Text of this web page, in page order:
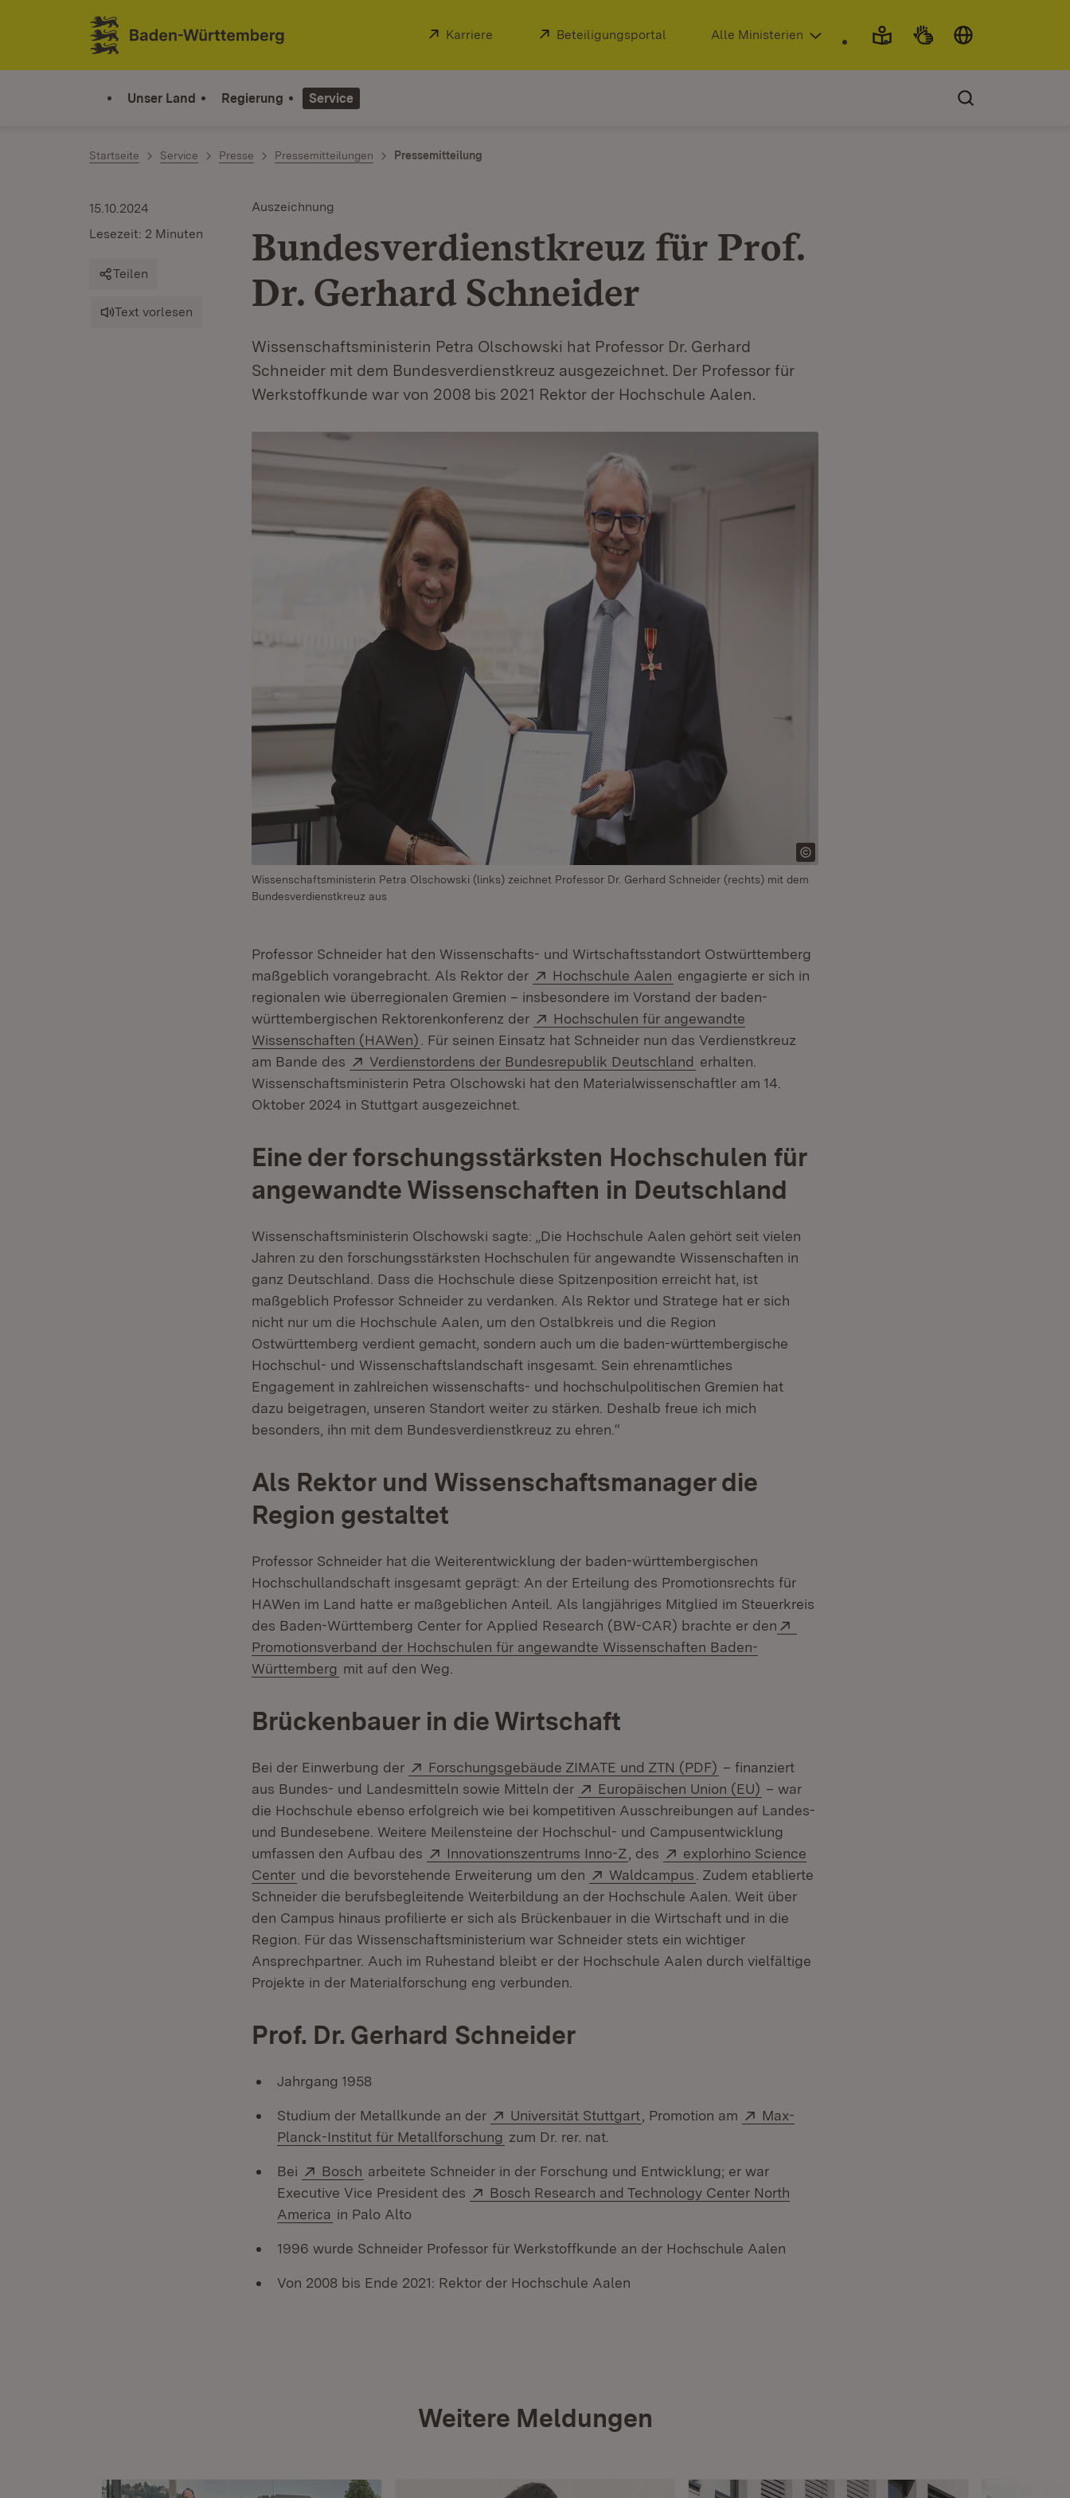
Zum Inhalt springen
Link zur Startseite
Extern:
Karriere (Öffnet in neuem Fenster)
Extern:
Beteiligungsportal (Öffnet in neuem Fenster)
Alle Ministerien
Unser Land Regierung Service
Startseite Service Presse Pressemitteilungen Pressemitteilung
Auszeichnung
Bundesverdienstkreuz für Prof.
Dr. Gerhard Schneider
Wissenschaftsministerin Petra Olschowski hat Professor Dr. Gerhard
Schneider mit dem Bundesverdienstkreuz ausgezeichnet. Der Professor für
Werkstoffkunde war von 2008 bis 2021 Rektor der Hochschule Aalen.
15.10.2024
Lesezeit: 2 Minuten
Teilen
Text vorlesen
Wissenschaftsministerin Petra Olschowski (links) zeichnet Professor Dr. Gerhard Schneider (rechts) mit dem
Bundesverdienstkreuz aus
Professor Schneider hat den Wissenschafts- und Wirtschaftsstandort Ostwürttemberg
maßgeblich vorangebracht. Als Rektor der
Extern:
Hochschule Aalen (Öffnet in neuem Fenster)
engagierte er sich in
regionalen wie überregionalen Gremien – insbesondere im Vorstand der baden-
württembergischen Rektorenkonferenz der
Extern:
Hochschulen für angewandte
Wissenschaften (HAWen) (Öffnet in neuem Fenster)
. Für seinen Einsatz hat Schneider nun das Verdienstkreuz
am Bande des
Extern:
Verdienstordens der Bundesrepublik Deutschland (Öffnet in neuem Fenster)
erhalten.
Wissenschaftsministerin Petra Olschowski hat den Materialwissenschaftler am 14.
Oktober 2024 in Stuttgart ausgezeichnet.
Eine der forschungsstärksten Hochschulen für
angewandte Wissenschaften in Deutschland
Wissenschaftsministerin Olschowski sagte: „Die Hochschule Aalen gehört seit vielen
Jahren zu den forschungsstärksten Hochschulen für angewandte Wissenschaften in
ganz Deutschland. Dass die Hochschule diese Spitzenposition erreicht hat, ist
maßgeblich Professor Schneider zu verdanken. Als Rektor und Stratege hat er sich
nicht nur um die Hochschule Aalen, um den Ostalbkreis und die Region
Ostwürttemberg verdient gemacht, sondern auch um die baden-württembergische
Hochschul- und Wissenschaftslandschaft insgesamt. Sein ehrenamtliches
Engagement in zahlreichen wissenschafts- und hochschulpolitischen Gremien hat
dazu beigetragen, unseren Standort weiter zu stärken. Deshalb freue ich mich
besonders, ihn mit dem Bundesverdienstkreuz zu ehren.“
Als Rektor und Wissenschaftsmanager die
Region gestaltet
Professor Schneider hat die Weiterentwicklung der baden-württembergischen
Hochschullandschaft insgesamt geprägt: An der Erteilung des Promotionsrechts für
HAWen im Land hatte er maßgeblichen Anteil. Als langjähriges Mitglied im Steuerkreis
des Baden-Württemberg Center for Applied Research (BW-CAR) brachte er den
Promotionsverband der Hochschulen für angewandte Wissenschaften Baden-
Württemberg (Öffnet in neuem Fenster)
mit auf den Weg.
Brückenbauer in die Wirtschaft
Bei der Einwerbung der Extern:
Forschungsgebäude ZIMATE und ZTN (PDF) (Öffnet in neuem Fenster)
– finanziert
aus Bundes- und Landesmitteln sowie Mitteln der
Extern:
Europäischen Union (EU) (Öffnet in neuem Fenster)
– war
die Hochschule ebenso erfolgreich wie bei kompetitiven Ausschreibungen auf Landes-
und Bundesebene. Weitere Meilensteine der Hochschul- und Campusentwicklung
umfassen den Aufbau des
Extern:
Innovationszentrums Inno-Z (Öffnet in neuem Fenster)
, des Extern:
explorhino Science
Center (Öffnet in neuem Fenster)
und die bevorstehende Erweiterung um den Extern:
Waldcampus (Öffnet in neuem Fenster)
. Zudem etablierte
Schneider die berufsbegleitende Weiterbildung an der Hochschule Aalen. Weit über
den Campus hinaus profilierte er sich als Brückenbauer in die Wirtschaft und in die
Region. Für das Wissenschaftsministerium war Schneider stets ein wichtiger
Ansprechpartner. Auch im Ruhestand bleibt er der Hochschule Aalen durch vielfältige
Projekte in der Materialforschung eng verbunden.
Prof. Dr. Gerhard Schneider
Jahrgang 1958
Studium der Metallkunde an der Extern:
Universität Stuttgart (Öffnet in neuem Fenster)
, Promotion am Extern:
Max-
Planck-Institut für Metallforschung (Öffnet in neuem Fenster)
zum Dr. rer. nat.
Bei Extern:
Bosch (Öffnet in neuem Fenster)
arbeitete Schneider in der Forschung und Entwicklung; er war
Executive Vice President des
Extern:
Bosch Research and Technology Center North
America (Öffnet in neuem Fenster)
in Palo Alto
1996 wurde Schneider Professor für Werkstoffkunde an der Hochschule Aalen
Von 2008 bis Ende 2021: Rektor der Hochschule Aalen
Weitere Meldungen